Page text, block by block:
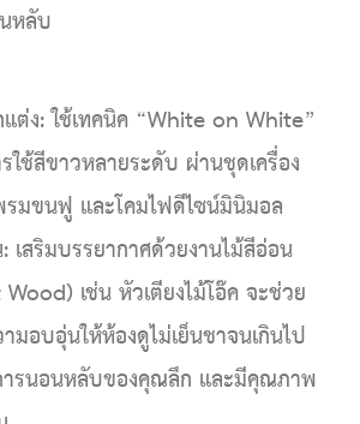
หลับ
ต่ง:ใช้เทคนิค “White on White”
ใช้สีขาวหลายระดับ ผ่านชุดเครื่อง
มขนฟู และโคมไฟดีไซน์มินิมอล
เสริมบรรยากาศด้วยงานไม้สีอ่อน
เช่น หัวเตียงไม้โอ๊ค จะช่วย
มอบอุ่นให้ห้องดูไม่เย็นชาจนเกินไป
ารนอนหลับของคุณลึก และมีคุณภาพ